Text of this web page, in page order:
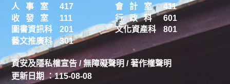
資安及隱私權宣告 /無障礙聲明 /著作權聲明
更新日期 ：115-08-08
人 事 室
417 會 計 室
411
收 發 室
111 行 政 科
601
圖書資訊科
201 文化資產科
801
藝文推廣科
301